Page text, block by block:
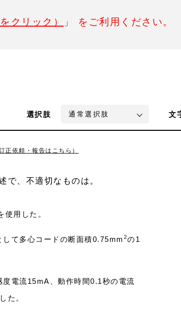
クリック） 」 をご利用ください。
選択肢 文
訂正依頼・報告はこちら）
で、不適切なものは。
用した。
て多心コードの断面積0.75mm 2の1
電流15mA、動作時間0.1秒の電流
た。